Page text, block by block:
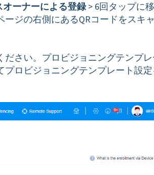
オーナーによる登録> 6回タップに
ジの右側にあるQRコードをスキ
ださい。プロビジョニングテンプ
プロビジョニングテンプレート設